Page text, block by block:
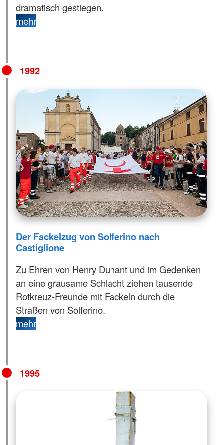
dramatisch gestiegen.
mehr
1992
Der Fackelzug von Solferino nach
Castiglione
Zu Ehren von Henry Dunant und im Gedenken
an eine grausame Schlacht ziehen tausende
Rotkreuz-Freunde mit Fackeln durch die
Straßen von Solferino.
mehr
1995